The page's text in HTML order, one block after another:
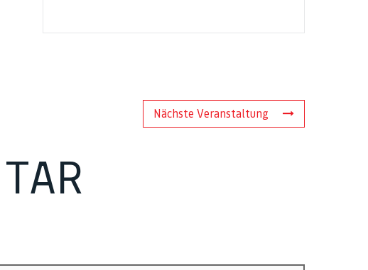
Nächste Veranstaltung